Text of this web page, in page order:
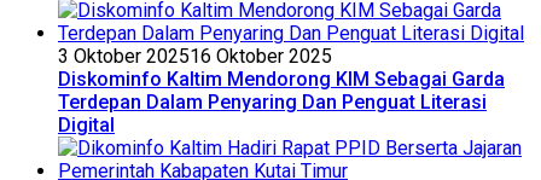
3 Oktober 202516 Oktober 2025
Diskominfo Kaltim Mendorong KIM Sebagai Garda
Terdepan Dalam Penyaring Dan Penguat Literasi
Digital